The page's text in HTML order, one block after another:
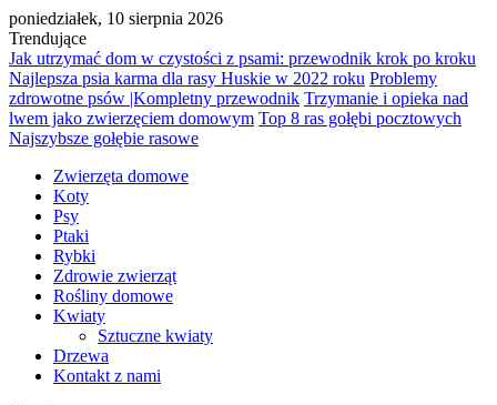
poniedziałek, 10 sierpnia 2026
Trendujące
Jak utrzymać dom w czystości z psami: przewodnik krok po kroku
Najlepsza psia karma dla rasy Huskie w 2022 roku Problemy
zdrowotne psów |Kompletny przewodnik Trzymanie i opieka nad
lwem jako zwierzęciem domowym Top 8 ras gołębi pocztowych
Najszybsze gołębie rasowe
Zwierzęta domowe
Koty
Psy
Ptaki
Rybki
Zdrowie zwierząt
Rośliny domowe
Kwiaty
Sztuczne kwiaty
Drzewa
Kontakt z nami